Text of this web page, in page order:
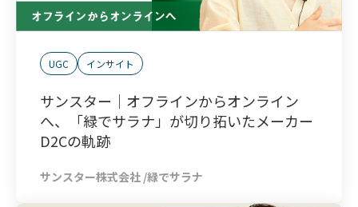
UGC インサイト
サンスター｜オフラインからオンライン
へ、「緑でサラナ」が切り拓いたメーカー
D2Cの軌跡
サンスター株式会社 /緑でサラナ